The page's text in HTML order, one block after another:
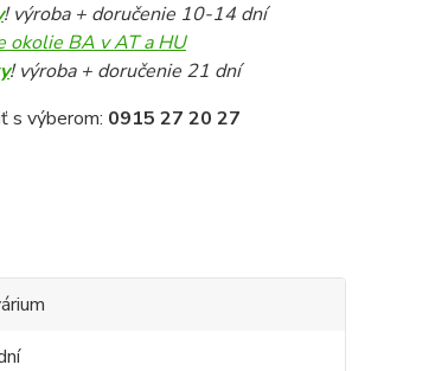
! výroba + doručenie 10-14 dní
okolie BA v AT a HU
! výroba + doručenie 21 dní
s výberom: 0915 27 20 27